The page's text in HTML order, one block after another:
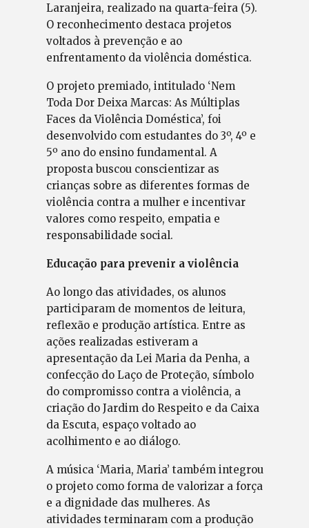
Laranjeira, realizado na quarta-feira (5).
O reconhecimento destaca projetos
voltados à prevenção e ao
enfrentamento da violência doméstica.
O projeto premiado, intitulado ‘Nem
Toda Dor Deixa Marcas: As Múltiplas
Faces da Violência Doméstica’, foi
desenvolvido com estudantes do 3º, 4º e
5º ano do ensino fundamental. A
proposta buscou conscientizar as
crianças sobre as diferentes formas de
violência contra a mulher e incentivar
valores como respeito, empatia e
responsabilidade social.
Educação para prevenir a violência
Ao longo das atividades, os alunos
participaram de momentos de leitura,
reflexão e produção artística. Entre as
ações realizadas estiveram a
apresentação da Lei Maria da Penha, a
confecção do Laço de Proteção, símbolo
do compromisso contra a violência, a
criação do Jardim do Respeito e da Caixa
da Escuta, espaço voltado ao
acolhimento e ao diálogo.
A música ‘Maria, Maria’ também integrou
o projeto como forma de valorizar a força
e a dignidade das mulheres. As
atividades terminaram com a produção